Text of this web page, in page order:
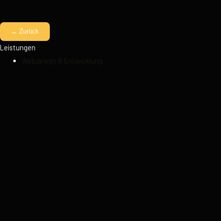
← Zurück
Leistungen
Webdesign & Entwicklung